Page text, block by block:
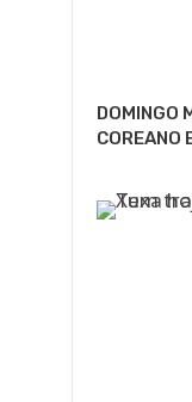
DOMINGO
COREANO